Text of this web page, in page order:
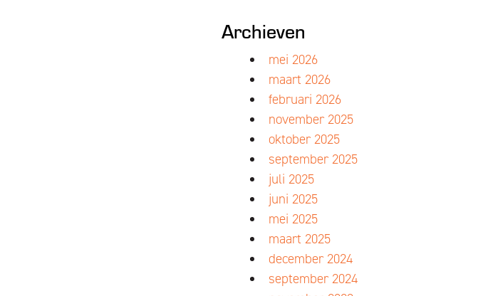
Archieven
mei 2026
maart 2026
februari 2026
november 2025
oktober 2025
september 2025
juli 2025
juni 2025
mei 2025
maart 2025
december 2024
september 2024